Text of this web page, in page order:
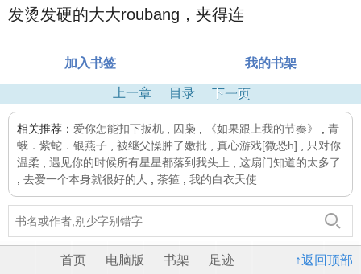
发烫发硬的大大roubang，夹得连
加入书签 我的书架
上一章 目录 下一页
相关推荐： 爱你怎能扣下扳机 囚枭 《如果跟上我的节奏》
青
蛾．紫蛇．银燕子
被继父懆肿了嫩批 真心游戏[微恐h]
只对你
温柔
遇见你的时候所有星星都落到我头上
这扇门知道的太多了
去爱一个本身就很好的人 茶箍 我的白衣天使
↑返回顶部
首页 电脑版 书架 足迹